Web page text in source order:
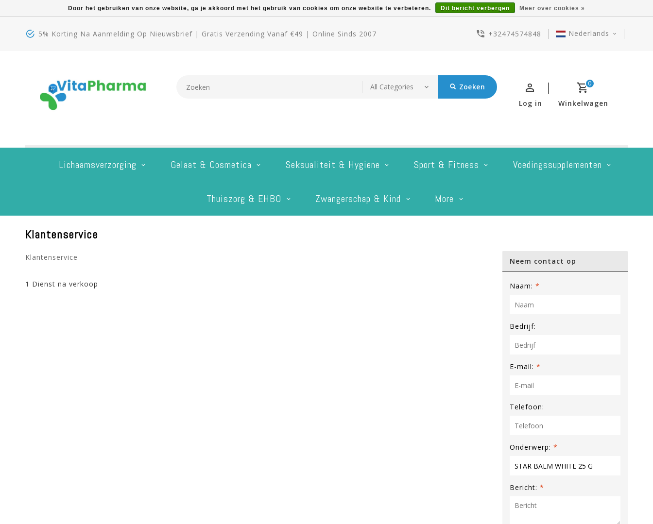
5% Korting Na Aanmelding Op Nieuwsbrief | Gratis Verzending Vanaf €49 | Online Sinds 2007 +32474574848 Nederlands
Zoeken 0
Winkelwagen
Log in
Lichaamsverzorging Gelaat & Cosmetica Seksualiteit & Hygiëne Sport & Fitness Voedingssupplementen
Thuiszorg & EHBO Zwangerschap & Kind More
Klantenservice
Klantenservice
1 Dienst na verkoop
Neem contact op
Naam:*
Bedrijf:
E-mail:*
Telefoon:
Onderwerp:*
Bericht:*
Door het gebruiken van onze website, ga je akkoord met het gebruik van cookies om onze website te verbeteren. Dit bericht verbergen Meer over cookies »